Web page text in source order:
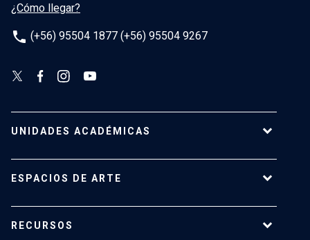
¿Cómo llegar?
phone (+56) 95504 1877 (+56) 95504 9267
UNIDADES ACADÉMICAS
Escuela de Arte
Escuela de Diseño
ESPACIOS DE ARTE
RECURSOS